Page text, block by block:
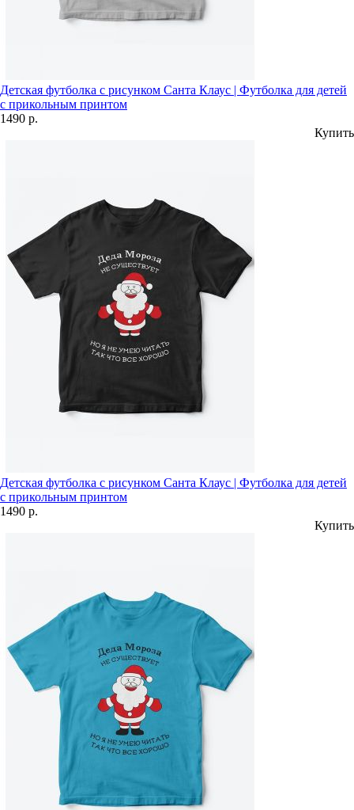
Детская футболка с рисунком Санта Клаус | Футболка для детей
с прикольным принтом
1490 р.
Купить
Детская футболка с рисунком Санта Клаус | Футболка для детей
с прикольным принтом
1490 р.
Купить